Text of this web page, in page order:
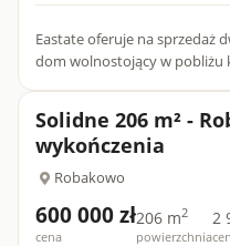
Eastate oferuje na sprzedaż
dom wolnostojący w pobliżu
Solidne 206 m² -
wykończenia
Robakowo
600 000 zł
cena
206 m2
powierzchnia
2